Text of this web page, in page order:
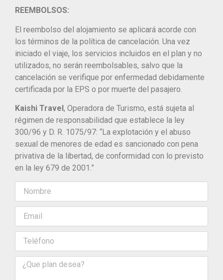
REEMBOLSOS:
El reembolso del alojamiento se aplicará acorde con
los términos de la política de cancelación. Una vez
iniciado el viaje, los servicios incluidos en el plan y no
utilizados, no serán reembolsables, salvo que la
cancelación se verifique por enfermedad debidamente
certificada por la EPS o por muerte del pasajero.
Kaishi Travel , Operadora de Turismo, está sujeta al
régimen de responsabilidad que establece la ley
300/96 y D. R. 1075/97: “La explotación y el abuso
sexual de menores de edad es sancionado con pena
privativa de la libertad, de conformidad con lo previsto
en la ley 679 de 2001.”